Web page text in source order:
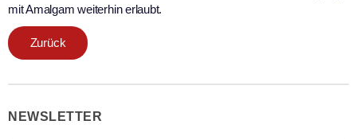
mit Amalgam weiterhin erlaubt.
Zurück
NEWSLETTER